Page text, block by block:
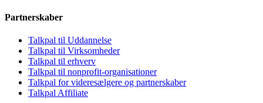
Partnerskaber
Talkpal til Uddannelse
Talkpal til Virksomheder
Talkpal til erhverv
Talkpal til nonprofit-organisationer
Talkpal for videresælgere og partnerskaber
Talkpal Affiliate